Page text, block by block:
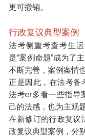
更可撤销。
行政复议典型案例
法考侧重考查考生
是“案例命题”成为了
不断完善，案例案情
正是因此，在法考备
法考er多看一些指导
己的法感，也为主观
在新修订的行政复议
政复议典型案例，分